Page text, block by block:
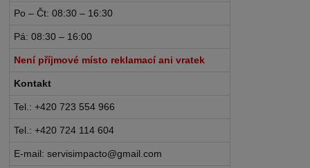
Po – Čt: 08:30 – 16:30
Pá: 08:30 – 16:00
Není příjmové místo reklamací ani vratek
Kontakt
Tel.: +420 723 554 966
Tel.: +420 724 114 604
E-mail: servisimpacto@gmail.com